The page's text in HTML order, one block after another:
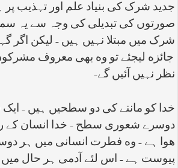
جدید شرک کی بنیاد علم اور تہذیب
صورتوں کی تبدیلی کی وجہ سے یہ
شرک میں مبتلا نہیں ہیں - لیکن اگر
جائزه لیجئے تو وه بهی معروف
نظر نہیں آئیں گے-
خدا کو ماننے کی دو سطحیں ہیں -
دوسرے شعوری سطح - خدا انسان کے
هوا ہے - وه فطرت انسانی میں ہر
پیوست ہے - اس لئے آدمی ہر حال میں